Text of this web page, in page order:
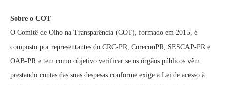
Sobre o COT
O Comitê de Olho na Transparência (COT), formado em 2015, é
composto por representantes do CRC-PR, CoreconPR, SESCAP-PR e
OAB-PR e tem como objetivo verificar se os órgãos públicos vêm
prestando contas das suas despesas conforme exige a Lei de acesso à